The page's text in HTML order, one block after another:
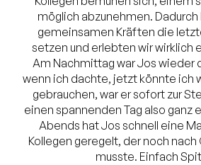
möglich abzunehmen.
gemeinsamen Kräften die
setzen und erlebten wir wirklich
Am Nachmittag war Jos wieder
wenn ich dachte, jetzt könnte ich
gebrauchen, war er sofort zur
einen spannenden Tag also ganz
Abends hat Jos schnell eine
Kollegen geregelt, der noch nach
musste. Einfach